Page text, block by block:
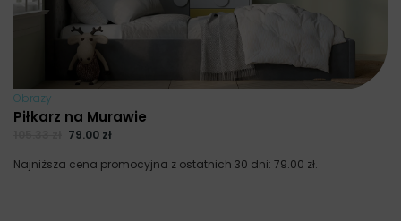
Obrazy
Piłkarz na Murawie
79.00 zł
Najniższa cena promocyjna z ostatnich 30 dni: 79.00 zł.